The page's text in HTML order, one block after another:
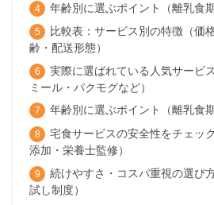
年齢別に選ぶポイント（離乳食
比較表：サービス別の特徴（価
齢・配送形態）
実際に選ばれている人気サービ
ミール・パクモグなど）
年齢別に選ぶポイント（離乳食
宅食サービスの安全性をチェッ
添加・栄養士監修）
続けやすさ・コスパ重視の選び
試し制度）